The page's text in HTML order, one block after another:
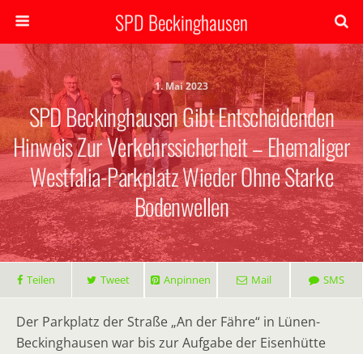
SPD Beckinghausen
1. Mai 2023
SPD Beckinghausen Gibt Entscheidenden
Hinweis Zur Verkehrssicherheit – Ehemaliger
Westfalia-Parkplatz Wieder Ohne Starke
Bodenwellen
Teilen Tweet Anpinnen Mail SMS
Der Parkplatz der Straße „An der Fähre“ in Lünen-
Beckinghausen war bis zur Aufgabe der Eisenhütte